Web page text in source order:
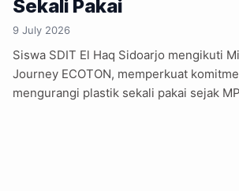
Sekali Pakai
9 July 2026
Siswa SDIT El Haq Sidoarjo mengikuti
Journey ECOTON, memperkuat
mengurangi plastik sekali pakai sejak